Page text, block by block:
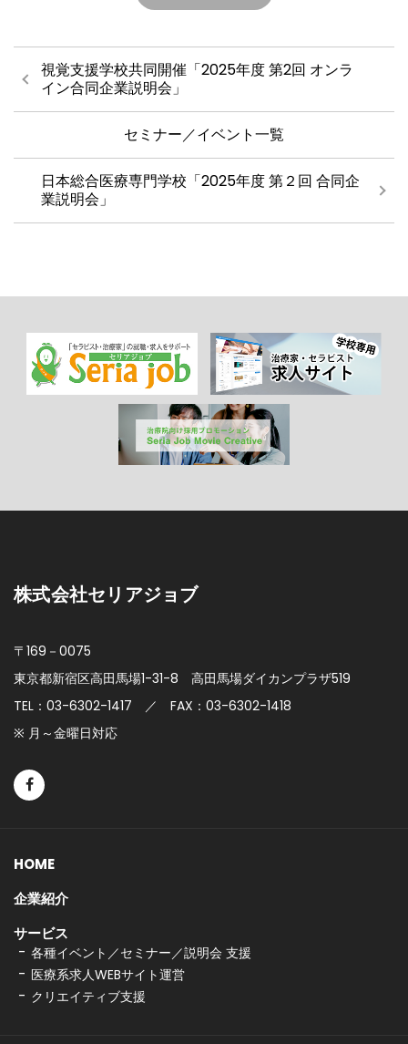
視覚支援学校共同開催「2025年度 第2回 オンラ
イン合同企業説明会」
セミナー／イベント一覧
日本総合医療専門学校「2025年度 第２回 合同企
業説明会」
株式会社セリアジョブ
〒169－0075
東京都新宿区高田馬場1-31-8 高田馬場ダイカンプラザ519
TEL：03-6302-1417 ／ FAX：03-6302-1418
※ 月～金曜日対応
HOME
企業紹介
サービス
各種イベント／セミナー／説明会 支援
医療系求人WEBサイト運営
クリエイティブ支援